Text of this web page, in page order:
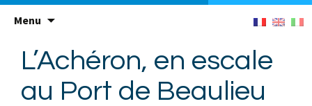
Menu
principal
L’Achéron, en escale
au Port de Beaulieu